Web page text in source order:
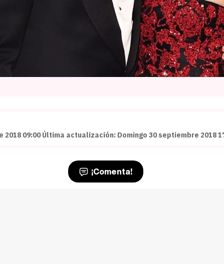
09:00 Última actualización: Domingo 30 septiembre 2018
¡Comenta!